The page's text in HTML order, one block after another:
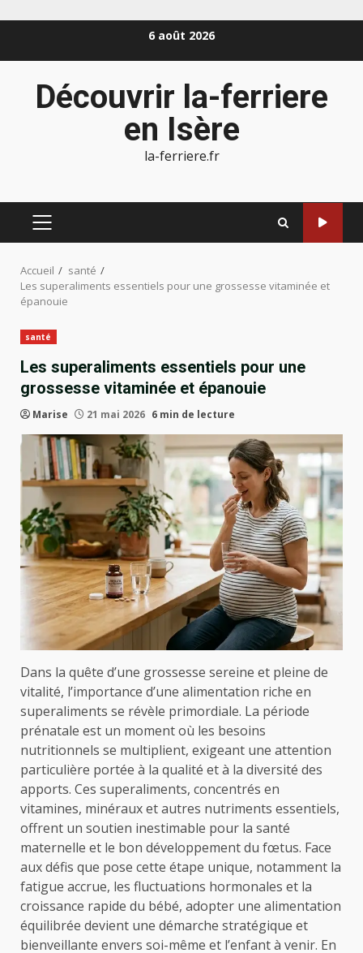
6 août 2026
Découvrir la-ferriere
en Isère
la-ferriere.fr
MENU
Accueil
santé
Les superaliments essentiels pour une grossesse vitaminée et
épanouie
santé
Les superaliments essentiels pour une
grossesse vitaminée et épanouie
Marise 21 mai 2026 6 min de lecture
Dans la quête d’une grossesse sereine et pleine de
vitalité, l’importance d’une alimentation riche en
superaliments se révèle primordiale. La période
prénatale est un moment où les besoins
nutritionnels se multiplient, exigeant une attention
particulière portée à la qualité et à la diversité des
apports. Ces superaliments, concentrés en
vitamines, minéraux et autres nutriments essentiels,
offrent un soutien inestimable pour la santé
maternelle et le bon développement du fœtus. Face
aux défis que pose cette étape unique, notamment la
fatigue accrue, les fluctuations hormonales et la
croissance rapide du bébé, adopter une alimentation
équilibrée devient une démarche stratégique et
bienveillante envers soi-même et l’enfant à venir. En